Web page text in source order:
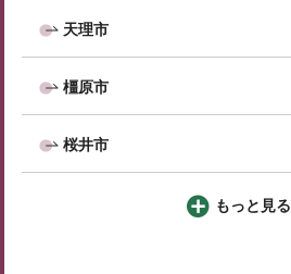
天理市
橿原市
桜井市
もっと見る